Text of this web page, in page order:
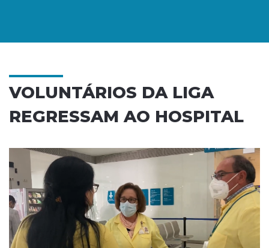
VOLUNTÁRIOS DA LIGA
REGRESSAM AO HOSPITAL